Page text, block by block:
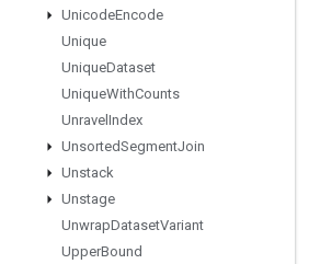
UnicodeEncode
Unique
UniqueDataset
UniqueWithCounts
Unravel Index
UnsortedSegmentJoin
Unstack
Unstage
UnwrapDatasetVariant
UpperBound